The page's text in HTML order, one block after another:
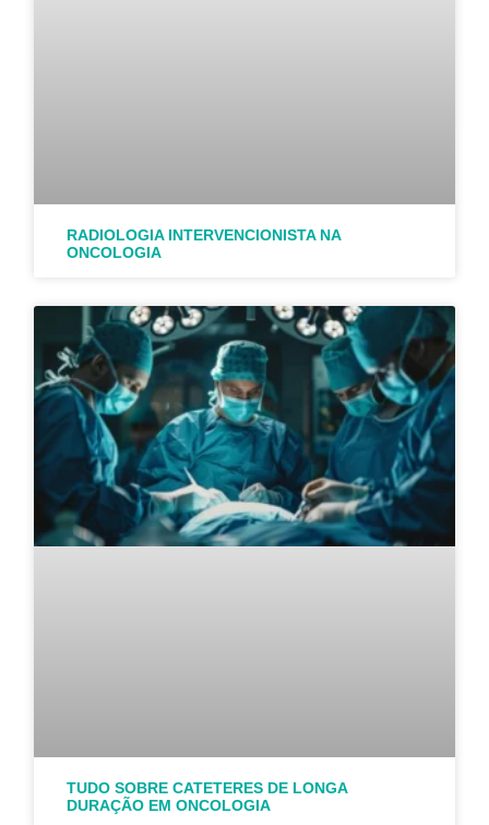
RADIOLOGIA INTERVENCIONISTA NA
ONCOLOGIA
TUDO SOBRE CATETERES DE LONGA
DURAÇÃO EM ONCOLOGIA